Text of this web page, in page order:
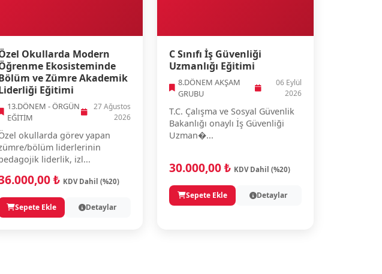
Okullarda Modern
Ekosisteminde
ve Zümre Akademik
Eğitimi
13.DÖNEM - ÖRGÜN
EĞİTİM
27 Ağustos
2026
okullarda görev yapan
bölüm liderlerinin
liderlik, izl...
₺ KDV Dahil (%20)
Sepete Ekle Detaylar
C Sınıfı İş Güvenliği
Uzmanlığı Eğitimi
8.DÖNEM AKŞAM
GRUBU
06 Eylül
2026
T.C. Çalışma ve Sosyal Güvenlik
Bakanlığı onaylı İş Güvenliği
Uzman�...
30.000,00 ₺ KDV Dahil (%20)
Sepete Ekle Detaylar